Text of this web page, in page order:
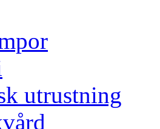
utrustning